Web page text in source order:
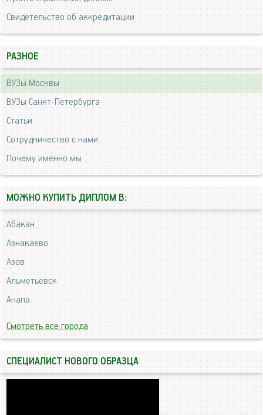
Свидетельство об аккредитации
РАЗНОЕ
ВУЗы Москвы
ВУЗы Санкт-Петербурга
Статьи
Сотрудничество с нами
Почему именно мы
МОЖНО КУПИТЬ ДИПЛОМ В:
Абакан
Азнакаево
Азов
Альметьевск
Анапа
Смотреть все города
СПЕЦИАЛИСТ НОВОГО ОБРАЗЦА